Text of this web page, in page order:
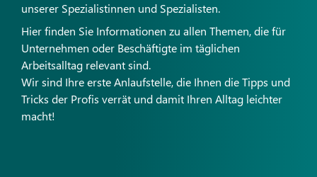
unserer Spezialistinnen und Spezialisten.
Hier finden Sie Informationen zu allen Themen, die für
Unternehmen oder Beschäftigte im täglichen
Arbeitsalltag relevant sind.
Wir sind Ihre erste Anlaufstelle, die Ihnen die Tipps und
Tricks der Profis verrät und damit Ihren Alltag leichter
macht!